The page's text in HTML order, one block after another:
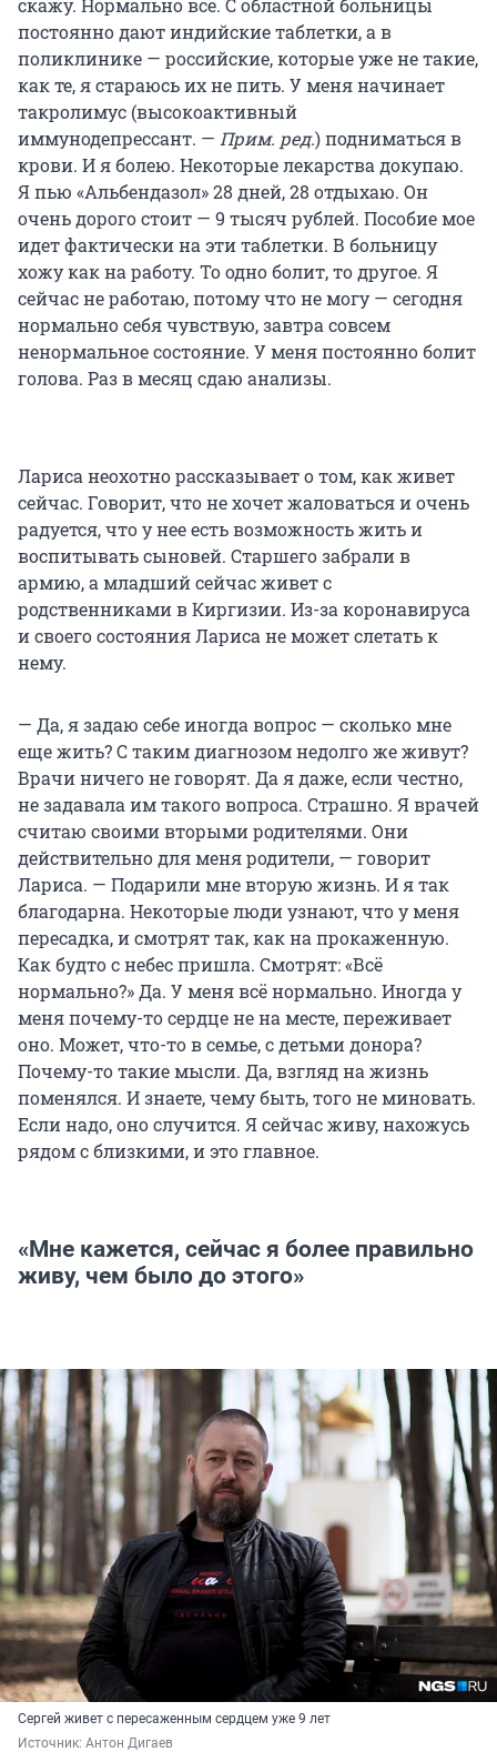
скажу. Нормально всё. С областной больницы
постоянно дают индийские таблетки, а в
поликлинике — российские, которые уже не такие,
как те, я стараюсь их не пить. У меня начинает
такролимус (высокоактивный
иммунодепрессант. — Прим. ред.) подниматься в
крови. И я болею. Некоторые лекарства докупаю.
Я пью «Альбендазол» 28 дней, 28 отдыхаю. Он
очень дорого стоит — 9 тысяч рублей. Пособие мое
идет фактически на эти таблетки. В больницу
хожу как на работу. То одно болит, то другое. Я
сейчас не работаю, потому что не могу — сегодня
нормально себя чувствую, завтра совсем
ненормальное состояние. У меня постоянно болит
голова. Раз в месяц сдаю анализы.
Лариса неохотно рассказывает о том, как живет
сейчас. Говорит, что не хочет жаловаться и очень
радуется, что у нее есть возможность жить и
воспитывать сыновей. Старшего забрали в
армию, а младший сейчас живет с
родственниками в Киргизии. Из-за коронавируса
и своего состояния Лариса не может слетать к
нему.
— Да, я задаю себе иногда вопрос — сколько мне
еще жить? С таким диагнозом недолго же живут?
Врачи ничего не говорят. Да я даже, если честно,
не задавала им такого вопроса. Страшно. Я врачей
считаю своими вторыми родителями. Они
действительно для меня родители, — говорит
Лариса. — Подарили мне вторую жизнь. И я так
благодарна. Некоторые люди узнают, что у меня
пересадка, и смотрят так, как на прокаженную.
Как будто с небес пришла. Смотрят: «Всё
нормально?» Да. У меня всё нормально. Иногда у
меня почему-то сердце не на месте, переживает
оно. Может, что-то в семье, с детьми донора?
Почему-то такие мысли. Да, взгляд на жизнь
поменялся. И знаете, чему быть, того не миновать.
Если надо, оно случится. Я сейчас живу, нахожусь
рядом с близкими, и это главное.
«Мне кажется, сейчас я более правильно
живу, чем было до этого»
Сергей живет с пересаженным сердцем уже 9 лет
Источник: Антон Дигаев